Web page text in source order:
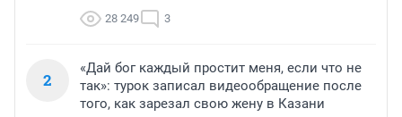
28 249 3
2
«Дай бог каждый простит меня, если что не
так»: турок записал видеообращение после
того, как зарезал свою жену в Казани